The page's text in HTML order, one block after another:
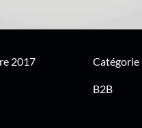
2017 Catégorie
B2B